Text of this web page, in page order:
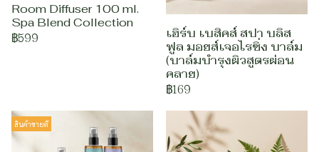
Room Diffuser 100 ml.
Spa Blend Collection
฿599
เฮิร์บ เบสิคส์ สปา บลิส
ฟูล มอยส์เจอไรซิ่ง บาล์ม
(บาล์มบำรุงผิวสูตรผ่อน
คลาย)
฿169
สินค้าขายดี